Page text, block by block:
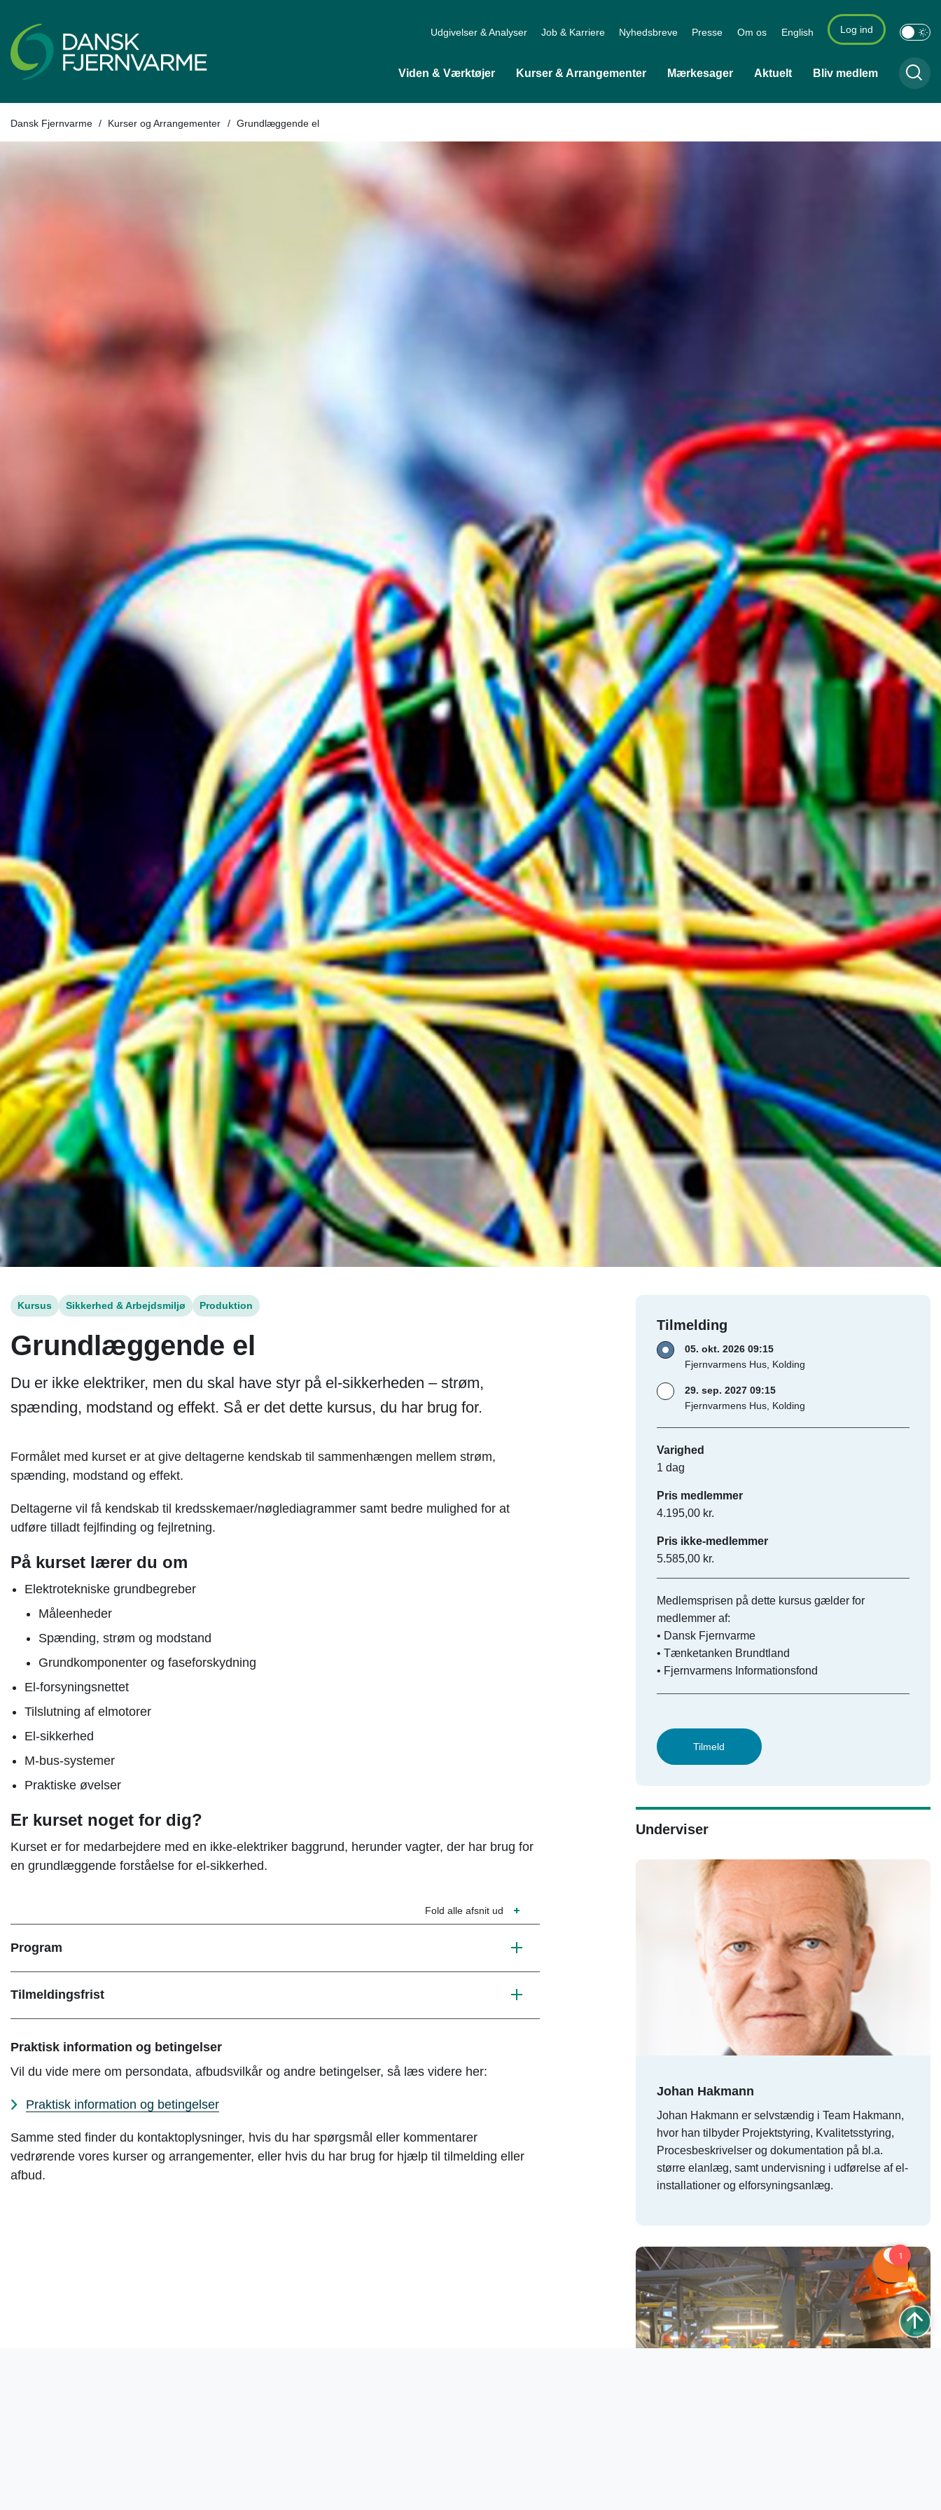
Udgivelser & Analyser Job & Karriere Nyhedsbreve Presse Om os English Log ind
Viden & Værktøjer Kurser & Arrangementer Mærkesager Aktuelt Bliv medlem
Dansk Fjernvarme / Tilbage til
Kurser og Arrangementer / Grundlæggende el
Kursus Sikkerhed & Arbejdsmiljø Produktion
Grundlæggende el
Du er ikke elektriker, men du skal have styr på el-sikkerheden – strøm,
spænding, modstand og effekt. Så er det dette kursus, du har brug for.
Formålet med kurset er at give deltagerne kendskab til sammenhængen mellem strøm,
spænding, modstand og effekt.
Deltagerne vil få kendskab til kredsskemaer/nøglediagrammer samt bedre mulighed for at
udføre tilladt fejlfinding og fejlretning.
På kurset lærer du om
Elektrotekniske grundbegreber
Måleenheder
Spænding, strøm og modstand
Grundkomponenter og faseforskydning
El-forsyningsnettet
Tilslutning af elmotorer
El-sikkerhed
M-bus-systemer
Praktiske øvelser
Er kurset noget for dig?
Kurset er for medarbejdere med en ikke-elektriker baggrund, herunder vagter, der har brug for
en grundlæggende forståelse for el-sikkerhed.
Fold alle afsnit ud
Program
Tilmeldingsfrist
Praktisk information og betingelser
Vil du vide mere om persondata, afbudsvilkår og andre betingelser, så læs videre her:
Praktisk information og betingelser
Samme sted finder du kontaktoplysninger, hvis du har spørgsmål eller kommentarer
vedrørende vores kurser og arrangementer, eller hvis du har brug for hjælp til tilmelding eller
afbud.
Tilmelding
05. okt. 2026 09:15
Fjernvarmens Hus, Kolding
29. sep. 2027 09:15
Fjernvarmens Hus, Kolding
Varighed
1 dag
Pris medlemmer
4.195,00 kr.
Pris ikke-medlemmer
5.585,00 kr.
Medlemsprisen på dette kursus gælder for
medlemmer af:
• Dansk Fjernvarme
• Tænketanken Brundtland
• Fjernvarmens Informationsfond
Tilmeld
Underviser
Johan Hakmann
Johan Hakmann er selvstændig i Team Hakmann,
hvor han tilbyder Projektstyring, Kvalitetsstyring,
Procesbeskrivelser og dokumentation på bl.a.
større elanlæg, samt undervisning i udførelse af el-
installationer og elforsyningsanlæg.